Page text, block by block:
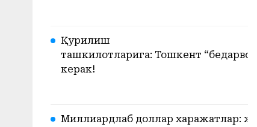
Қурилиш
ташкилотларига: Тошкент
керак!
Миллиардлаб доллар харажатлар: